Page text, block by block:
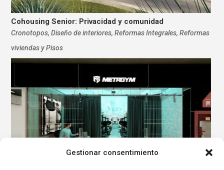
Gestionar consentimiento
Cohousing Senior: Privacidad y comunidad
Cronotopos,Diseño de interiores,Reformas Integrales,Reformas
viviendas y Pisos